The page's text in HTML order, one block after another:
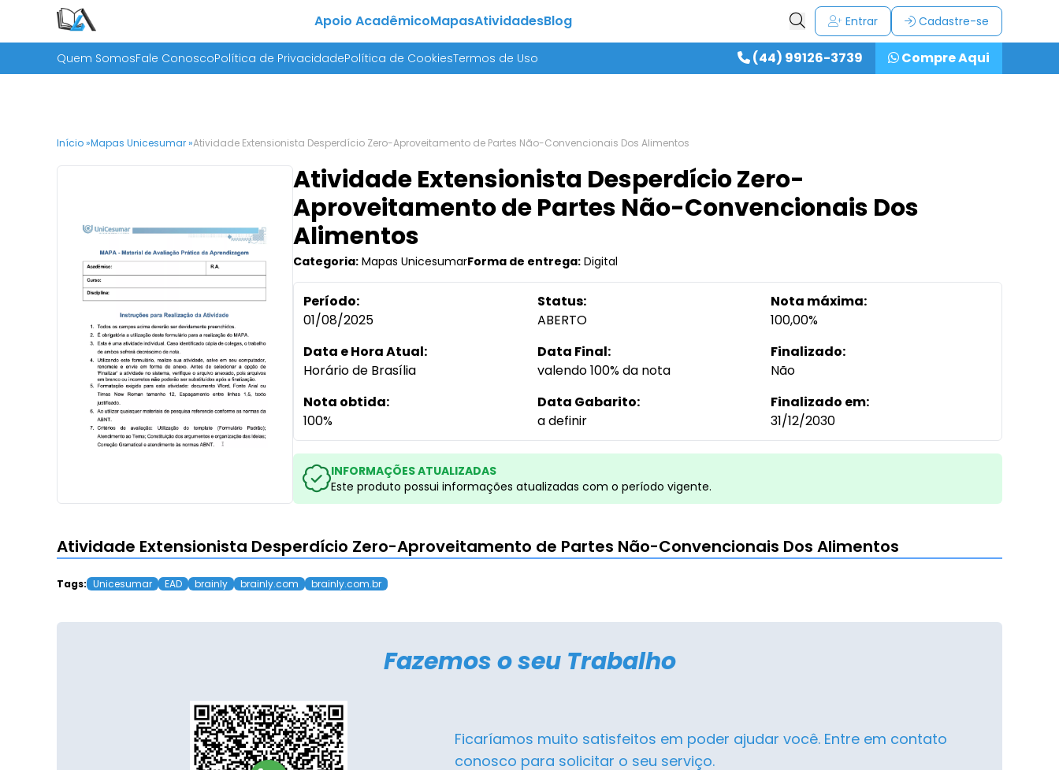
Apoio AcadêmicoMapasAtividadesBlog Entrar Cadastre-se
Quem SomosFale ConoscoPolítica de PrivacidadePolítica de CookiesTermos de Uso (44) 99126-3739 Compre Aqui
Início »Mapas Unicesumar »Atividade Extensionista Desperdício Zero-Aproveitamento de Partes Não-Convencionais Dos Alimentos
Atividade Extensionista Desperdício Zero-
Aproveitamento de Partes Não-Convencionais Dos
Alimentos
Categoria: Mapas UnicesumarForma de entrega: Digital
Período:
01/08/2025
Status:
ABERTO
Nota máxima:
100,00%
Data e Hora Atual:
Horário de Brasília
Data Final:
valendo 100% da nota
Finalizado:
Não
Nota obtida:
100%
Data Gabarito:
a definir
Finalizado em:
31/12/2030
INFORMAÇÕES ATUALIZADAS
Este produto possui informações atualizadas com o período vigente.
Atividade Extensionista Desperdício Zero-Aproveitamento de Partes Não-Convencionais Dos Alimentos
Tags: Unicesumar EAD brainly brainly.com brainly.com.br
Fazemos o seu Trabalho
Ficaríamos muito satisfeitos em poder ajudar você. Entre em contato
conosco para solicitar o seu serviço.